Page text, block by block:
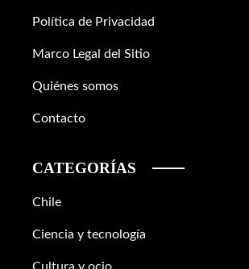
Política de Privacidad
Marco Legal del Sitio
Quiénes somos
Contacto
CATEGORÍAS
Chile
Ciencia y tecnología